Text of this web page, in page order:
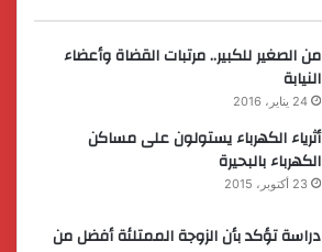
من الصغير للكبير.. مرتبات القضاة وأعضاء
النيابة
24 يناير، 2016
أثرياء الكهرباء يستولون على مساكن
الكهرباء بالبحيرة
23 أكتوبر، 2015
دراسة تؤكد بأن الزوجة الممتلئة أفضل من